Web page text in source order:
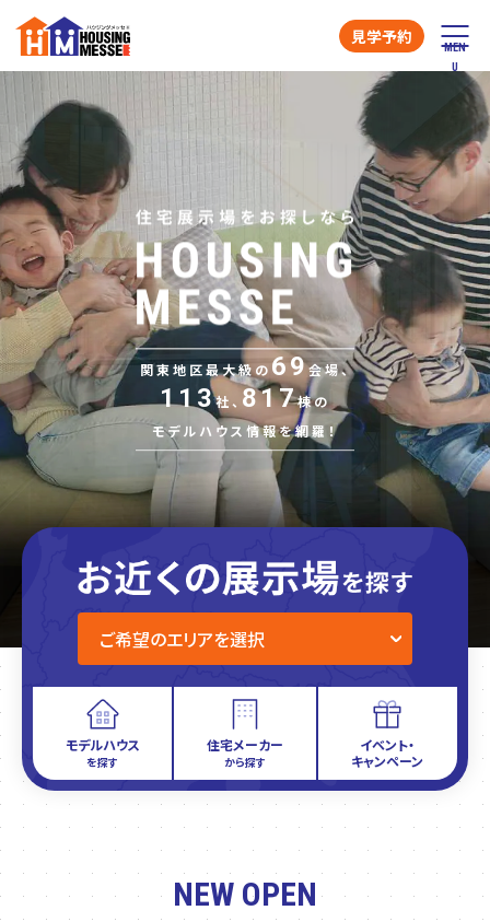
見学予約
関東地区最大級の 69会場、
113社、 817棟の
モデルハウス情報を網羅！
モデルハウス
を探す
住宅メーカー
から探す
イベント・
キャンペーン
NEW OPEN